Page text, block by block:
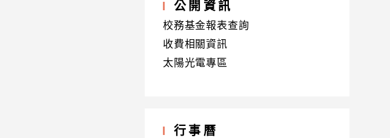
公開資訊
校務基金報表查詢
收費相關資訊
太陽光電專區
行事曆